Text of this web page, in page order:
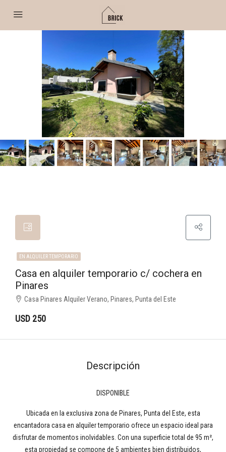
EN ALQUILER TEMPORARIO
Casa en alquiler temporario c/ cochera en
Pinares
Casa Pinares Alquiler Verano, Pinares, Punta del Este
USD 250
Descripción
DISPONIBLE
Ubicada en la exclusiva zona de Pinares, Punta del Este, esta
encantadora casa en alquiler temporario ofrece un espacio ideal para
disfrutar de momentos inolvidables. Con una superficie total de 95 m²,
esta propiedad se compone de 5 ambientes bien distribuidos,